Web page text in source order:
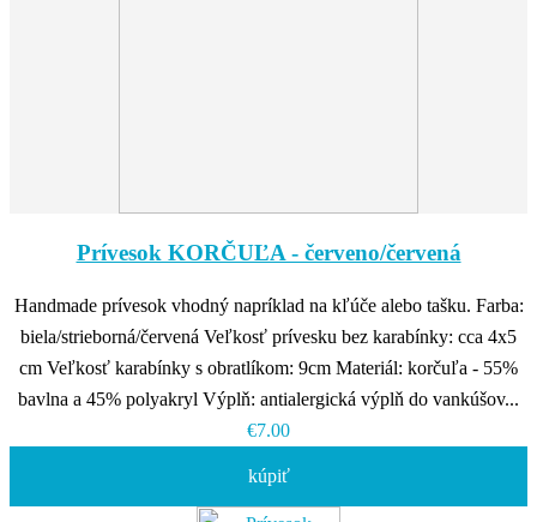
Prívesok KORČUĽA - červeno/červená
Handmade prívesok vhodný napríklad na kľúče alebo tašku. Farba:
biela/strieborná/červená Veľkosť prívesku bez karabínky: cca 4x5
cm Veľkosť karabínky s obratlíkom: 9cm Materiál: korčuľa - 55%
bavlna a 45% polyakryl Výplň: antialergická výplň do vankúšov...
€7.00
kúpiť